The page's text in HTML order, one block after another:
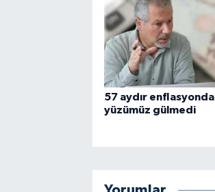
57 aydır enflasyonda
yüzümüz gülmedi